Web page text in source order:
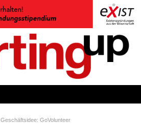
Geschäftsidee: GoVolunteer